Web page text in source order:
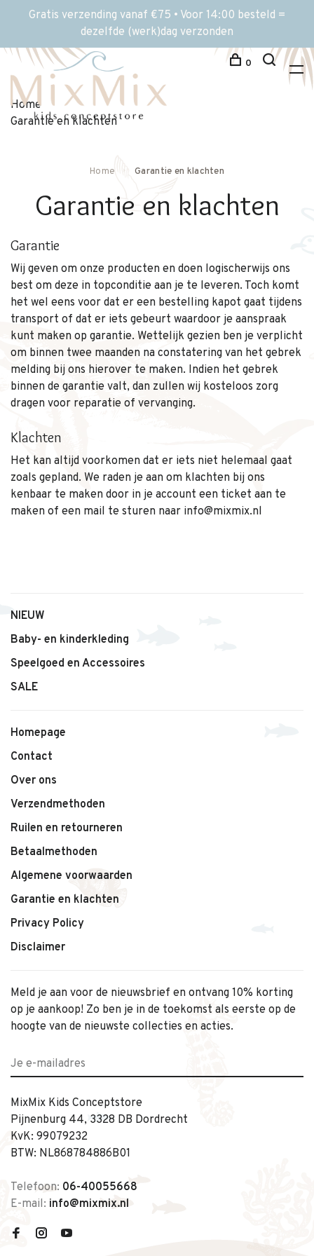
Gratis verzending vanaf €75 • Voor 14:00 besteld =
dezelfde (werk)dag verzonden
0
Home
Garantie en klachten
Home Garantie en klachten
Garantie en klachten
Garantie
Wij geven om onze producten en doen logischerwijs ons
best om deze in topconditie aan je te leveren. Toch komt
het wel eens voor dat er een bestelling kapot gaat tijdens
transport of dat er iets gebeurt waardoor je aanspraak
kunt maken op garantie. Wettelijk gezien ben je verplicht
om binnen twee maanden na constatering van het gebrek
melding bij ons hierover te maken. Indien het gebrek
binnen de garantie valt, dan zullen wij kosteloos zorg
dragen voor reparatie of vervanging.
Klachten
Het kan altijd voorkomen dat er iets niet helemaal gaat
zoals gepland. We raden je aan om klachten bij ons
kenbaar te maken door in je account een ticket aan te
maken of een mail te sturen naar info@mixmix.nl
NIEUW
Baby- en kinderkleding
Speelgoed en Accessoires
SALE
Homepage
Contact
Over ons
Verzendmethoden
Ruilen en retourneren
Betaalmethoden
Algemene voorwaarden
Garantie en klachten
Privacy Policy
Disclaimer
Meld je aan voor de nieuwsbrief en ontvang 10% korting
op je aankoop! Zo ben je in de toekomst als eerste op de
hoogte van de nieuwste collecties en acties.
MixMix Kids Conceptstore
Pijnenburg 44, 3328 DB Dordrecht
KvK: 99079232
BTW: NL868784886B01
Telefoon: 06-40055668
E-mail: info@mixmix.nl